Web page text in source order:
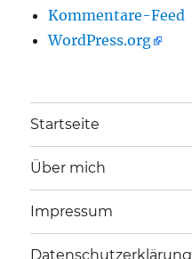
Kommentare-Feed
WordPress.org
Startseite
Über mich
Impressum
Datenschutzerklärung